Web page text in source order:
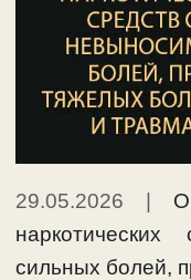
29.05.2026 |
сильных болей,